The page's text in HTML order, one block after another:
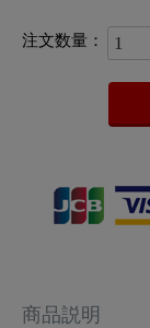
商品説明